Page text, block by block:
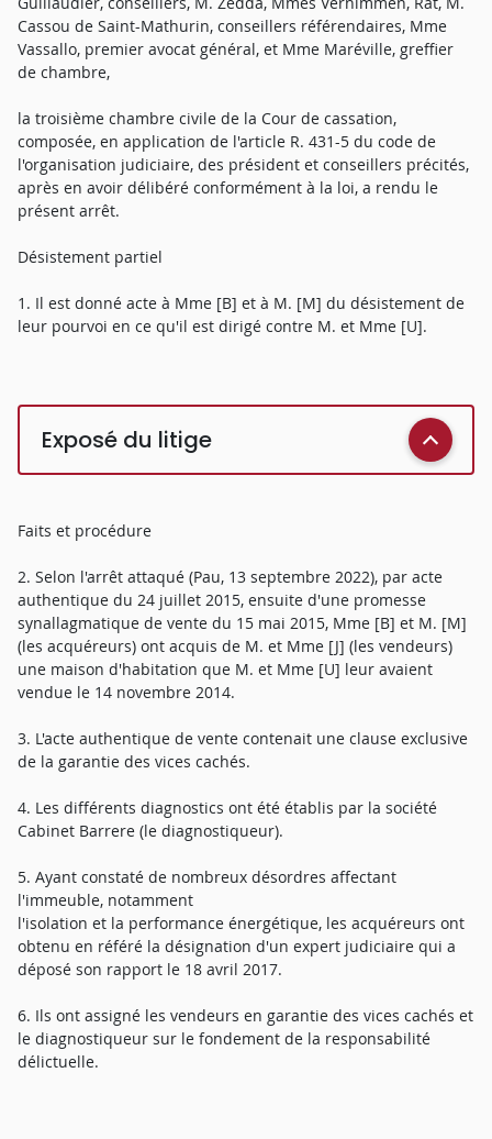
Cassou de Saint-Mathurin, conseillers référendaires, Mme
Vassallo, premier avocat général, et Mme Maréville, greffier
de chambre,
la troisième chambre civile de la Cour de cassation,
composée, en application de l'article R. 431-5 du code de
l'organisation judiciaire, des président et conseillers précités,
après en avoir délibéré conformément à la loi, a rendu le
présent arrêt.
Désistement partiel
1. Il est donné acte à Mme [B] et à M. [M] du désistement de
leur pourvoi en ce qu'il est dirigé contre M. et Mme [U].
Exposé du litige
Faits et procédure
2. Selon l'arrêt attaqué (Pau, 13 septembre 2022), par acte
authentique du 24 juillet 2015, ensuite d'une promesse
synallagmatique de vente du 15 mai 2015, Mme [B] et M. [M]
(les acquéreurs) ont acquis de M. et Mme [J] (les vendeurs)
une maison d'habitation que M. et Mme [U] leur avaient
vendue le 14 novembre 2014.
3. L'acte authentique de vente contenait une clause exclusive
de la garantie des vices cachés.
4. Les différents diagnostics ont été établis par la société
Cabinet Barrere (le diagnostiqueur).
5. Ayant constaté de nombreux désordres affectant
l'immeuble, notamment
l'isolation et la performance énergétique, les acquéreurs ont
obtenu en référé la désignation d'un expert judiciaire qui a
déposé son rapport le 18 avril 2017.
6. Ils ont assigné les vendeurs en garantie des vices cachés et
le diagnostiqueur sur le fondement de la responsabilité
délictuelle.